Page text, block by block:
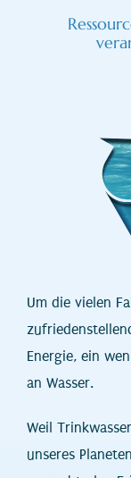
Um die vielen
Energie, ein
an Wasser.
Weil
unseres